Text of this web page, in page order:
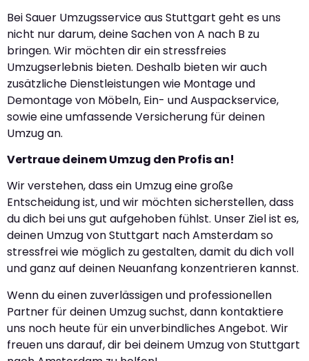
Bei Sauer Umzugsservice aus Stuttgart geht es uns
nicht nur darum, deine Sachen von A nach B zu
bringen. Wir möchten dir ein stressfreies
Umzugserlebnis bieten. Deshalb bieten wir auch
zusätzliche Dienstleistungen wie Montage und
Demontage von Möbeln, Ein- und Auspackservice,
sowie eine umfassende Versicherung für deinen
Umzug an.
Vertraue deinem Umzug den Profis an!
Wir verstehen, dass ein Umzug eine große
Entscheidung ist, und wir möchten sicherstellen, dass
du dich bei uns gut aufgehoben fühlst. Unser Ziel ist es,
deinen Umzug von Stuttgart nach Amsterdam so
stressfrei wie möglich zu gestalten, damit du dich voll
und ganz auf deinen Neuanfang konzentrieren kannst.
Wenn du einen zuverlässigen und professionellen
Partner für deinen Umzug suchst, dann kontaktiere
uns noch heute für ein unverbindliches Angebot. Wir
freuen uns darauf, dir bei deinem Umzug von Stuttgart